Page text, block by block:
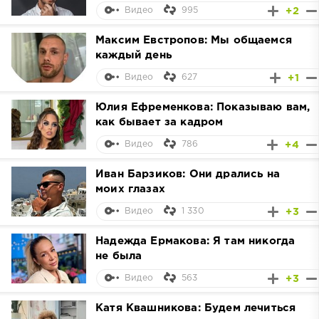
+2
Видео 995
Максим Евстропов: Мы общаемся
каждый день
+1
Видео 627
Юлия Ефременкова: Показываю вам,
как бывает за кадром
+4
Видео 786
Иван Барзиков: Они дрались на
моих глазах
+3
Видео 1 330
Надежда Ермакова: Я там никогда
не была
+3
Видео 563
Катя Квашникова: Будем лечиться